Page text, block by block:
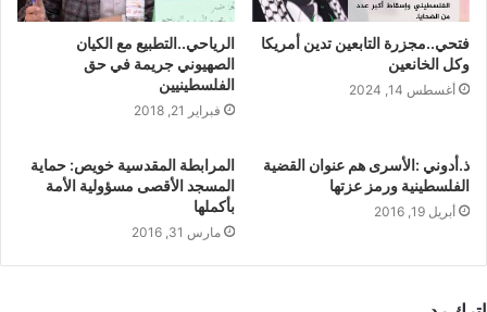
فتحي..مجزرة التابعين تدين أمريكا
وكل الخانعين
أغسطس 14, 2024
الرياحي..التطبيع مع الكيان
الصهيوني جريمة في حق
الفلسطينيين
فبراير 21, 2018
ذ.أدوني :الأسرى هم عنوان القضية
الفلسطينية ورمز عزتها
أبريل 19, 2016
المرابطة المقدسية خويص: حماية
المسجد الأقصى مسؤولية الأمة
بأكملها
مارس 31, 2016